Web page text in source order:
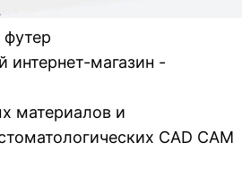
интернет-магазин -
материалов и
CAD CAM